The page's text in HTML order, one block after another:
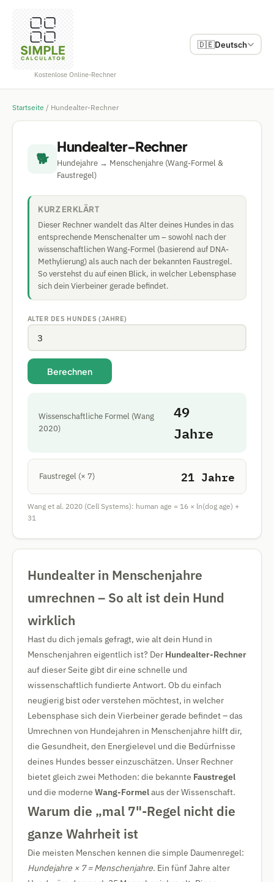
Kostenlose Online-Rechner
🇩🇪Deutsch
Startseite / Hundealter-Rechner
🐕
Hundealter-Rechner
Hundejahre → Menschenjahre (Wang-Formel &
Faustregel)
KURZ ERKLÄRT
Dieser Rechner wandelt das Alter deines Hundes in das
entsprechende Menschenalter um – sowohl nach der
wissenschaftlichen Wang-Formel (basierend auf DNA-
Methylierung) als auch nach der bekannten Faustregel.
So verstehst du auf einen Blick, in welcher Lebensphase
sich dein Vierbeiner gerade befindet.
ALTER DES HUNDES (JAHRE)
Berechnen
Wissenschaftliche Formel (Wang
2020)
49
Jahre
Faustregel (× 7) 21 Jahre
Wang et al. 2020 (Cell Systems): human age = 16 × ln(dog age) +
31
Hundealter in Menschenjahre
umrechnen – So alt ist dein Hund
wirklich
Hast du dich jemals gefragt, wie alt dein Hund in
Menschenjahren eigentlich ist? Der Hundealter-Rechner
auf dieser Seite gibt dir eine schnelle und
wissenschaftlich fundierte Antwort. Ob du einfach
neugierig bist oder verstehen möchtest, in welcher
Lebensphase sich dein Vierbeiner gerade befindet – das
Umrechnen von Hundejahren in Menschenjahre hilft dir,
die Gesundheit, den Energielevel und die Bedürfnisse
deines Hundes besser einzuschätzen. Unser Rechner
bietet gleich zwei Methoden: die bekannte Faustregel
und die moderne Wang-Formelaus der Wissenschaft.
Warum die „mal 7"-Regel nicht die
ganze Wahrheit ist
Die meisten Menschen kennen die simple Daumenregel:
Hundejahre × 7 = Menschenjahre. Ein fünf Jahre alter